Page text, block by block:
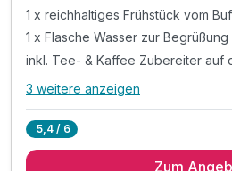
Twinbettzimmer
1 x reichhaltiges Frühstück vom
1 x Flasche Wasser zur Begrüßung
inkl. Tee- & Kaffee Zubereiter auf
Alle Inklusivleistungen
1 x reichhaltiges Frühstück vom
3 weitere anzeigen
5,4 / 6
Zum